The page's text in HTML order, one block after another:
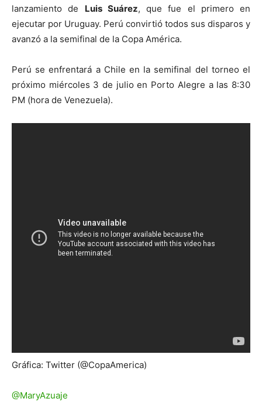
lanzamiento de Luis Suárez, que fue el primero en
ejecutar por Uruguay. Perú convirtió todos sus disparos y
avanzó a la semifinal de la Copa América.
Perú se enfrentará a Chile en la semifinal del torneo el
próximo miércoles 3 de julio en Porto Alegre a las 8:30
PM (hora de Venezuela).
Gráfica: Twitter (@CopaAmerica)
@MaryAzuaje